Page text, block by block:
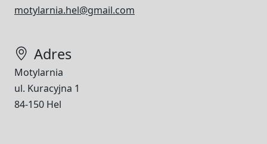
motylarnia.hel@gmail.com
Adres
Motylarnia
ul. Kuracyjna 1
84-150 Hel